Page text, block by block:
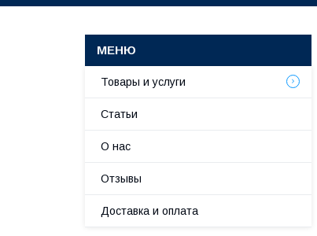
Товары и услуги
Статьи
О нас
Отзывы
Доставка и оплата